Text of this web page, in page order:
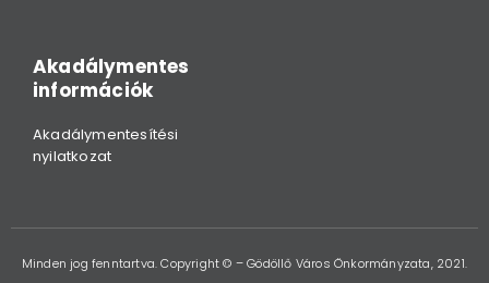
Akadálymentes
információk
Akadálymentesítési
nyilatkozat
Minden jog fenntartva. Copyright © – Gödöllő Város Önkormányzata, 2021.